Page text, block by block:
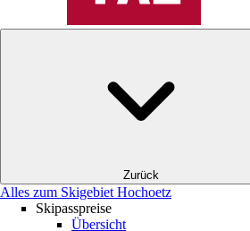
Zurück
Alles zum Skigebiet Hochoetz
Skipasspreise
Übersicht